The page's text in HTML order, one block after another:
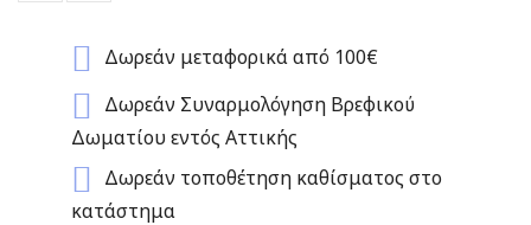
Δωρεάν μεταφορικά από 100€
Δωρεάν Συναρμολόγηση Βρεφικού
Δωματίου εντός Αττικής
Δωρεάν τοποθέτηση καθίσματος στο
κατάστημα